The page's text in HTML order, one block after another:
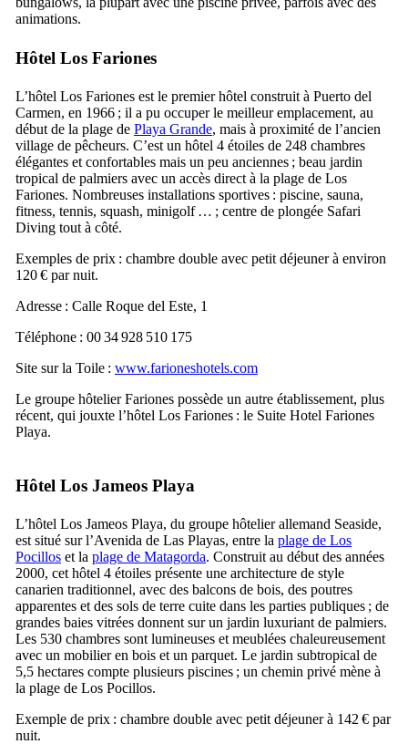
animations.
Hôtel Los Fariones
L’hôtel Los Fariones est le premier hôtel construit à Puerto del
Carmen, en 1966 ; il a pu occuper le meilleur emplacement, au
début de la plage de Playa Grande, mais à proximité de l’ancien
village de pêcheurs. C’est un hôtel 4 étoiles de 248 chambres
élégantes et confortables mais un peu anciennes ; beau jardin
tropical de palmiers avec un accès direct à la plage de Los
Fariones. Nombreuses installations sportives : piscine, sauna,
fitness, tennis, squash, minigolf … ; centre de plongée Safari
Diving tout à côté.
Exemples de prix : chambre double avec petit déjeuner à environ
120 € par nuit.
Adresse : Calle Roque del Este, 1
Téléphone : 00 34 928 510 175
Site sur la Toile : www.farioneshotels.com
Le groupe hôtelierFariones possède un autre établissement, plus
récent, qui jouxte l’hôtel Los Fariones : le Suite Hotel Fariones
Playa.
Hôtel Los Jameos Playa
L’hôtel Los Jameos Playa, du groupe hôtelier allemand Seaside,
est situé sur l’Avenida de Las Playas, entre la plage de Los
Pocillos et la plage de Matagorda. Construit au début des années
2000, cet hôtel 4 étoiles présente une architecture de style
canarien traditionnel, avec des balcons de bois, des poutres
apparentes et des sols de terre cuite dans les parties publiques ; de
grandes baies vitrées donnent sur un jardin luxuriant de palmiers.
Les 530 chambres sont lumineuses et meublées chaleureusement
avec un mobilier en bois et un parquet. Le jardin subtropical de
5,5 hectares compte plusieurs piscines ; un chemin privé mène à
la plage de Los Pocillos.
Exemple de prix : chambre double avec petit déjeuner à 142 € par
nuit.